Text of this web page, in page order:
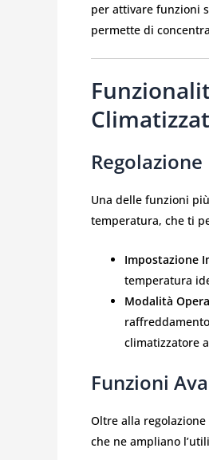
per attivare funzioni
permette di
Una delle funzioni
temperatura, che ti
Impostazione
temperatura
Modalità
climatizzatore
Funzioni
Oltre alla
che ne ampliano